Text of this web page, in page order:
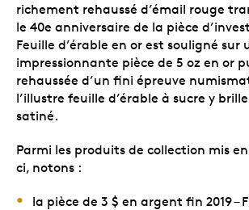
richement rehaussé d’émail rouge
le 40e anniversaire de la pièce
Feuille d’érable en or est souligné sur
impressionnante pièce de 5 oz en or
rehaussée d’un fini épreuve
l’illustre feuille d’érable à sucre y
satiné.
Parmi les produits de collection mis
ci, notons :
la pièce de 3 $ en argent fin 2019 –